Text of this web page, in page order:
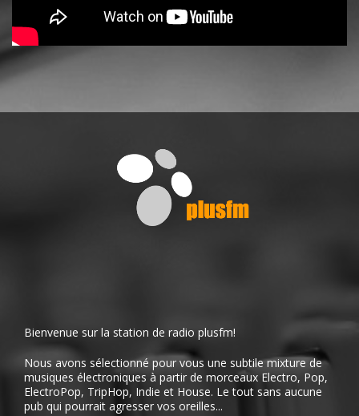
Bienvenue sur la station de radio plusfm!
Nous avons sélectionné pour vous une subtile mixture de
musiques électroniques à partir de morceaux Electro, Pop,
ElectroPop, TripHop, Indie et House. Le tout sans aucune
pub qui pourrait agresser vos oreilles...